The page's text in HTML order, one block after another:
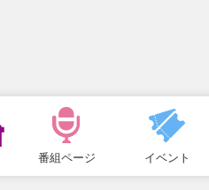
ュ
番組ページ イベント